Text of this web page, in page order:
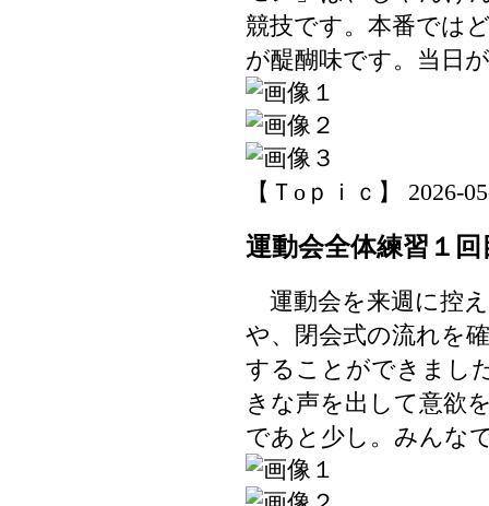
競技です。本番では
が醍醐味です。当日
【Ｔoｐｉｃ】 2026-
運動会全体練習１回
運動会を来週に控
や、閉会式の流れを
することができまし
きな声を出して意欲
であと少し。みんな